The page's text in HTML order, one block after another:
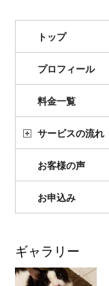
トップ
プロフィール
料金一覧
サービスの流れ
お客様の声
お申込み
ギャラリー